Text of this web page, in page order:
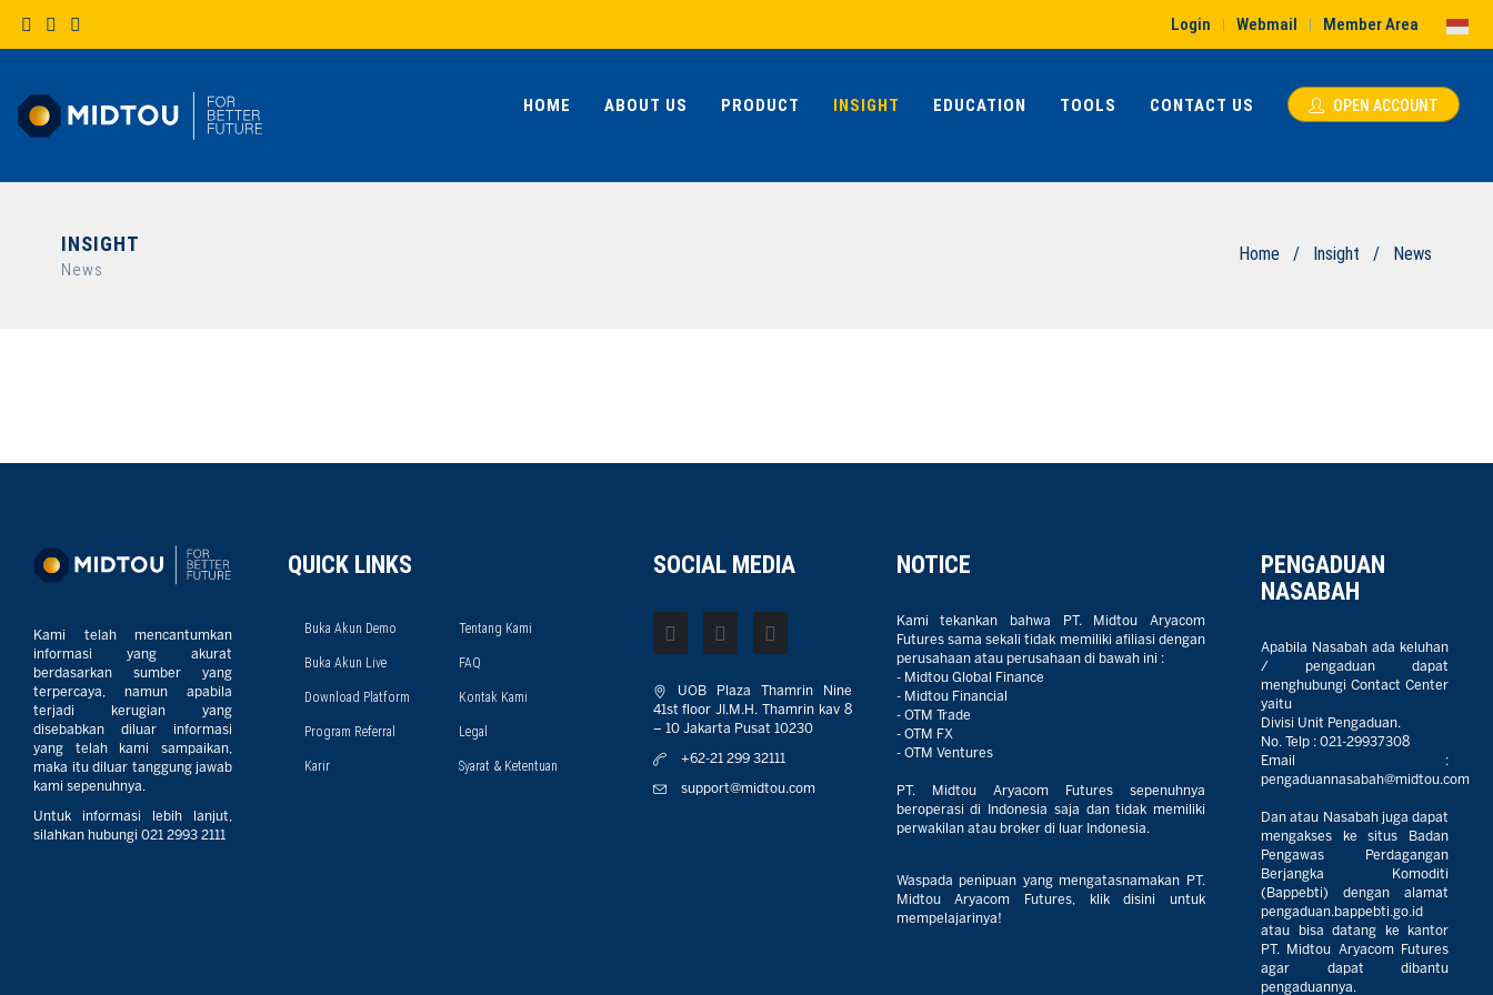
Login | Webmail | Member Area
HOME ABOUT US PRODUCT INSIGHT EDUCATION TOOLS CONTACT US OPEN ACCOUNT
INSIGHT
News
Home / Insight / News
Kami telah mencantumkan
informasi yang akurat
berdasarkan sumber yang
terpercaya, namun apabila
terjadi kerugian yang
disebabkan diluar informasi
yang telah kami sampaikan,
maka itu diluar tanggung jawab
kami sepenuhnya.
Untuk informasi lebih lanjut,
silahkan hubungi 021 2993 2111
QUICK LINKS
Buka Akun Demo
Buka Akun Live
Download Platform
Program Referral
Karir
Tentang Kami
FAQ
Kontak Kami
Legal
Syarat & Ketentuan
SOCIAL MEDIA
UOB Plaza Thamrin Nine
41st floor JI.M.H. Thamrin kav 8
– 10 Jakarta Pusat 10230
+62-21 299 32111
support@midtou.com
NOTICE
Kami tekankan bahwa PT. Midtou Aryacom
Futures sama sekali tidak memiliki afiliasi dengan
perusahaan atau perusahaan di bawah ini :
- Midtou Global Finance
- Midtou Financial
- OTM Trade
- OTM FX
- OTM Ventures
PT. Midtou Aryacom Futures sepenuhnya
beroperasi di Indonesia saja dan tidak memiliki
perwakilan atau broker di luar Indonesia.
Waspada penipuan yang mengatasnamakan PT.
Midtou Aryacom Futures, klik disini untuk
mempelajarinya!
PENGADUAN
NASABAH
Apabila Nasabah ada keluhan
/ pengaduan dapat
menghubungi Contact Center
yaitu
Divisi Unit Pengaduan.
No. Telp : 021-29937308
Email :
pengaduannasabah@midtou.com
Dan atau Nasabah juga dapat
mengakses ke situs Badan
Pengawas Perdagangan
Berjangka Komoditi
(Bappebti) dengan alamat
pengaduan.bappebti.go.id
atau bisa datang ke kantor
PT. Midtou Aryacom Futures
agar dapat dibantu
pengaduannya.